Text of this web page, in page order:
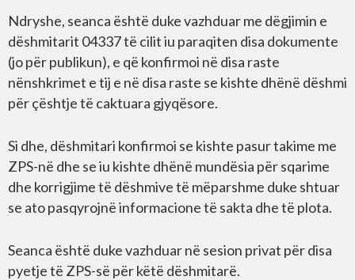
Ndryshe, seanca është duke vazhduar me dëgjimin e
dëshmitarit 04337 të cilit iu paraqiten disa dokumente
(jo për publikun), e që konfirmoi në disa raste
nënshkrimet e tij e në disa raste se kishte dhënë dëshmi
për çështje të caktuara gjyqësore.
Si dhe, dëshmitari konfirmoi se kishte pasur takime me
ZPS-në dhe se iu kishte dhënë mundësia për sqarime
dhe korrigjime të dëshmive të mëparshme duke shtuar
se ato pasqyrojnë informacione të sakta dhe të plota.
Seanca është duke vazhduar në sesion privat për disa
pyetje të ZPS-së për këtë dëshmitarë.